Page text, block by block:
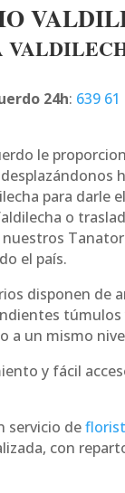
24h: 639 61
le
para darle
o
el país.
disponen de
túmulos
a un mismo
y fácil
servicio de
con